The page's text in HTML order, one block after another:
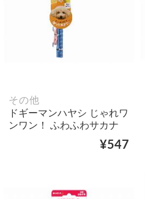
その他
ドギーマンハヤシ じゃれワ
ンワン！ ふわふわサカナ
¥547